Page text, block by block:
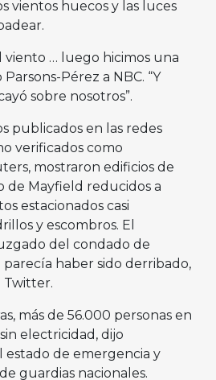
vientos huecos y las luces
viento … luego hicimos una
Pérez a NBC. “Y
sobre nosotros”.
publicados en las redes
verificados como
mostraron edificios de
de Mayfield reducidos a
estacionados casi
y escombros. El
del condado de
parecía haber sido derribado,
Twitter.
más de 56.000 personas en
electricidad, dijo
estado de emergencia y
guardias nacionales.